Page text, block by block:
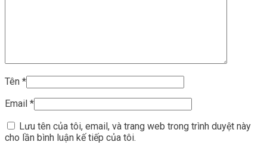
Tên *
Email *
Lưu tên của tôi, email, và trang web trong trình duyệt này
cho lần bình luận kế tiếp của tôi.